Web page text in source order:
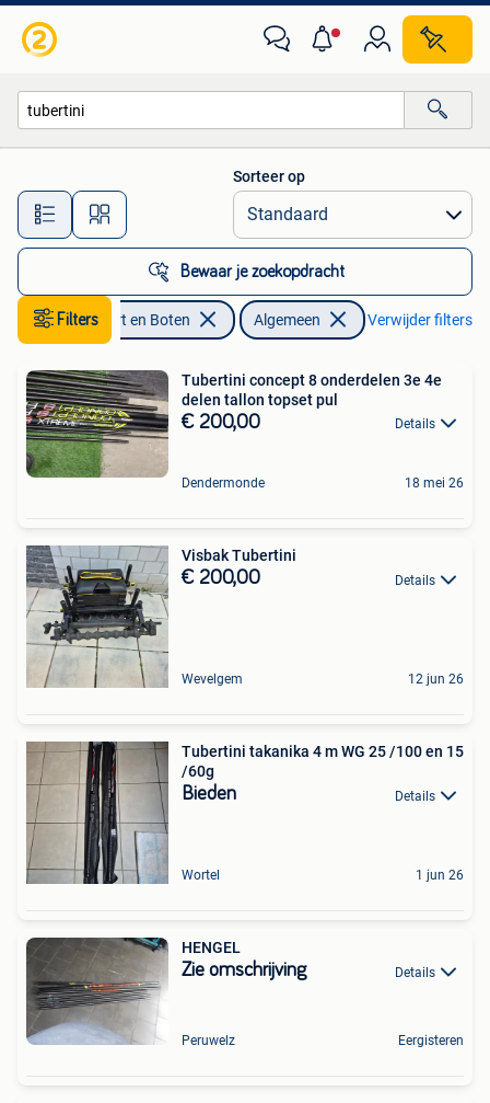
Alle afstanden…
Sorteer op
Bewaar je zoekopdracht
Filters
Watersport en Boten Algemeen Verwijder filters
Tubertini concept 8 onderdelen 3e 4e
delen tallon topset pul
€ 200,00 Details
Dendermonde 18 mei 26
Visbak Tubertini
€ 200,00 Details
Wevelgem 12 jun 26
Tubertini takanika 4 m WG 25 /100 en 15
/60g
Bieden Details
Wortel 1 jun 26
HENGEL
Zie omschrijving Details
Peruwelz Eergisteren